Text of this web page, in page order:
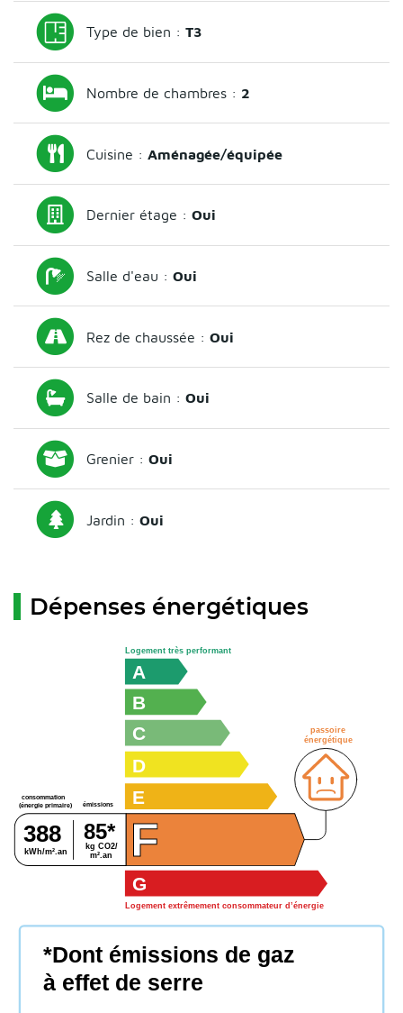
Type de bien :T3
Nombre de chambres : 2
Cuisine :Aménagée/équipée
Dernier étage :Oui
Salle d'eau :Oui
Rez de chaussée :Oui
Salle de bain :Oui
Grenier :Oui
Jardin :Oui
Dépenses énergétiques
consommation
(énergie primaire) émissions
kg CO2/
m².an
kWh/m².an
388 85*
G
Logement extrêmement consommateur d’énergie
passoire
énergétique
F
E
D
C
B
A
Logement très performant
*Dont émissions de gaz
à effet de serre